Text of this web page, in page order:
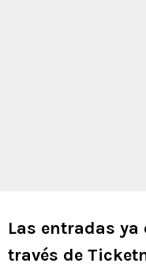
Las entradas ya
través de